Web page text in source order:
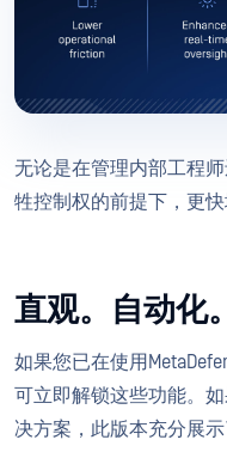
无论是在管理内部工程
牲控制权的前提下，更快
直观。自动化
如果您已在使用
可立即解锁这些功能。
决方案，此版本充分展